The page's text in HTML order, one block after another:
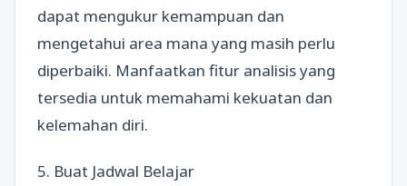
dapat mengukur kemampuan dan
mengetahui area mana yang masih perlu
diperbaiki. Manfaatkan fitur analisis yang
tersedia untuk memahami kekuatan dan
kelemahan diri.
5. Buat Jadwal Belajar